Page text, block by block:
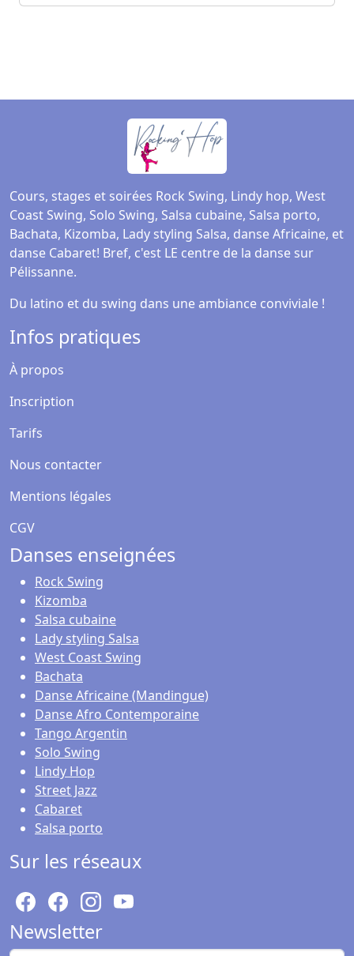
Cours, stages et soirées Rock Swing, Lindy hop, West
Coast Swing, Solo Swing, Salsa cubaine, Salsa porto,
Bachata, Kizomba, Lady styling Salsa, danse Africaine, et
danse Cabaret! Bref, c'est LE centre de la danse sur
Pélissanne.
Du latino et du swing dans une ambiance conviviale !
Infos pratiques
À propos
Inscription
Tarifs
Nous contacter
Mentions légales
CGV
Danses enseignées
Rock Swing
Kizomba
Salsa cubaine
Lady styling Salsa
West Coast Swing
Bachata
Danse Africaine (Mandingue)
Danse Afro Contemporaine
Tango Argentin
Solo Swing
Lindy Hop
Street Jazz
Cabaret
Salsa porto
Sur les réseaux
Newsletter